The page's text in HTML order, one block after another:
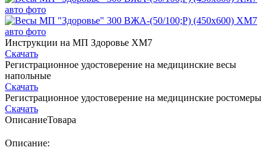
Инструкции на МП Здоровье ХМ7
Скачать
Регистрационное удостоверение на медицинские весы
напольные
Скачать
Регистрационное удостоверение на медицинские ростомеры
Скачать
ОписаниеТовара
Описание: